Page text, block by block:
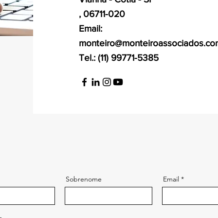
, 06711-020
Email:
Tel.: (11) 99771-5385
Sobrenome Email